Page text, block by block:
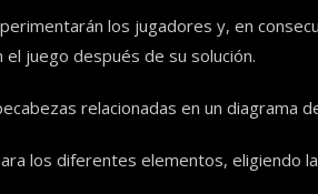
los jugadores y, en
juego después de su solución.
relacionadas en un diagrama
los diferentes elementos, eligiendo